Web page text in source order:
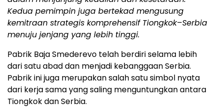
Kedua pemimpin juga bertekad mengusung
kemitraan strategis komprehensif Tiongkok–Serbia
menuju jenjang yang lebih tinggi.
Pabrik Baja Smederevo telah berdiri selama lebih
dari satu abad dan menjadi kebanggaan Serbia.
Pabrik ini juga merupakan salah satu simbol nyata
dari kerja sama yang saling menguntungkan antara
Tiongkok dan Serbia.